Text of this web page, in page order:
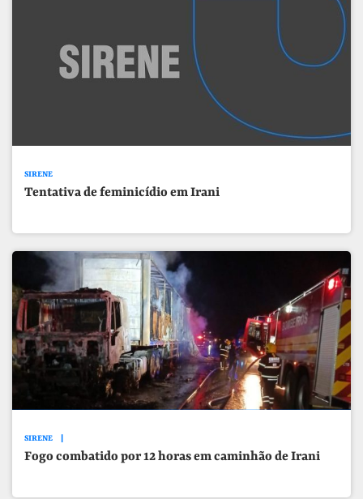
SIRENE
Tentativa de feminicídio em Irani
SIRENE
Fogo combatido por 12 horas em caminhão de Irani